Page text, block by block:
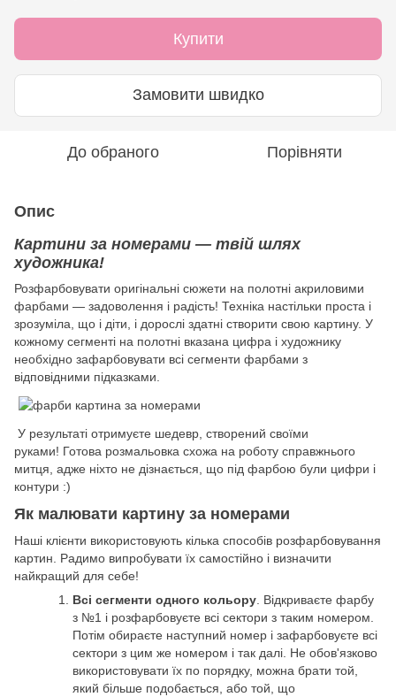
Купити
Замовити швидко
До обраного Порівняти
Опис
Картини за номерами — твій шлях
художника!
Розфарбовувати оригінальні сюжети на полотні акриловими
фарбами — задоволення і радість! Техніка настільки проста і
зрозуміла, що і діти, і дорослі здатні створити свою картину. У
кожному сегменті на полотні вказана цифра і художнику
необхідно зафарбовувати всі сегменти фарбами з
відповідними підказками.
У результаті отримуєте шедевр, створений своїми
руками! Готова розмальовка схожа на роботу справжнього
митця, адже ніхто не дізнається, що під фарбою були цифри і
контури :)
Як малювати картину за номерами
Наші клієнти використовують кілька способів розфарбовування
картин. Радимо випробувати їх самостійно і визначити
найкращий для себе!
Всі сегменти одного кольору . Відкриваєте фарбу
з №1 і розфарбовуєте всі сектори з таким номером.
Потім обираєте наступний номер і зафарбовуєте всі
сектори з цим же номером і так далі. Не обов'язково
використовувати їх по порядку, можна брати той,
який більше подобається, або той, що